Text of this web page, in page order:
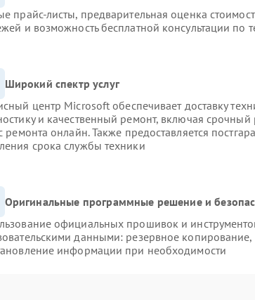
прайс-листы, предварительная оценка
и возможность бесплатной консультации по
Широкий спектр услуг
центр Microsoft обеспечивает доставку
и качественный ремонт, включая срочный
ремонта онлайн. Также предоставляется
срока службы техники
Оригинальные программные решение и
официальных прошивок и
данными: резервное
информации при необходимости